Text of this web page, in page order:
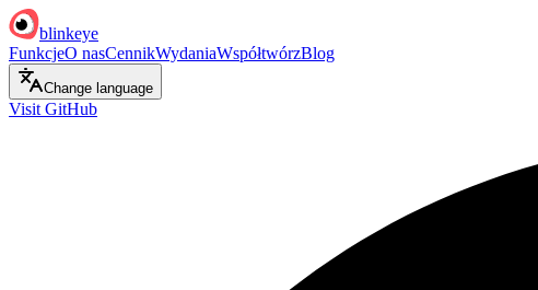
blinkeye
FunkcjeO nasCennikWydaniaWspółtwórzBlog
Change language
Visit GitHub